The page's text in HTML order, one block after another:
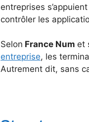
entreprises
contrôler les
Selon France Num et
entreprise, les
Autrement dit, sans